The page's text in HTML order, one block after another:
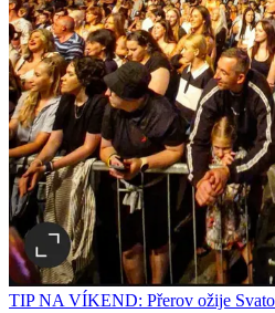
TIP NA VÍKEND: Přerov ožije